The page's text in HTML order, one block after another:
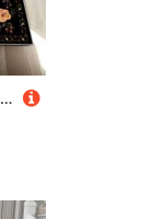
Bunt Läufer Teppich Flur Blume Lang rutschfest Waschbar Moderne Kücheläufer Teppich Läufer 40x90cm Dauerhaft Läuferteppich Flurläufer Korridor Meterware